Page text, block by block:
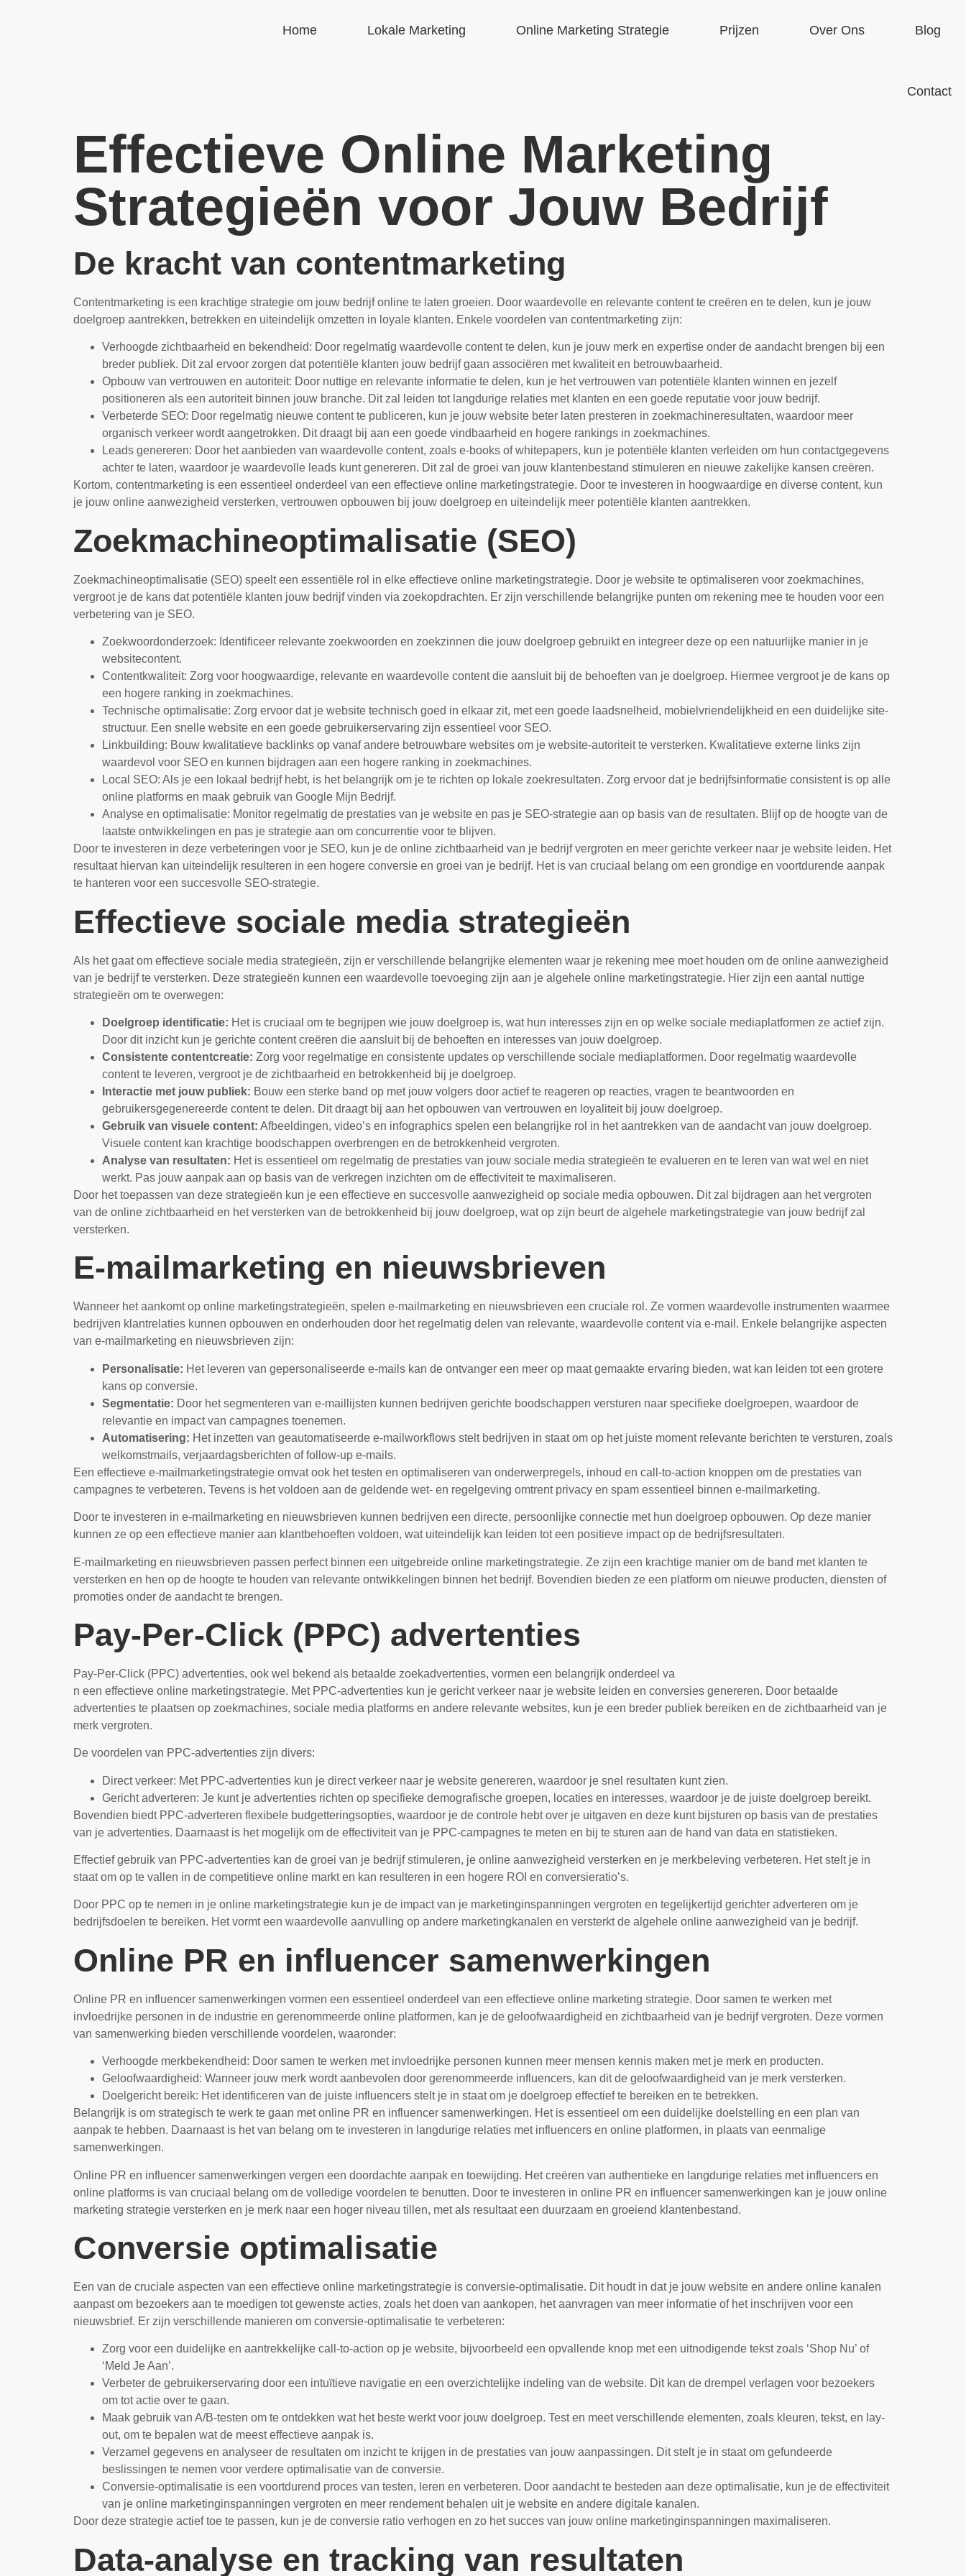
Home Lokale Marketing Online Marketing Strategie Prijzen Over Ons Blog
Contact
Effectieve Online Marketing
Strategieën voor Jouw Bedrijf
De kracht van contentmarketing
Contentmarketing is een krachtige strategie om jouw bedrijf online te laten groeien. Door waardevolle en relevante content te creëren en te delen, kun je jouw
doelgroep aantrekken, betrekken en uiteindelijk omzetten in loyale klanten. Enkele voordelen van contentmarketing zijn:
Verhoogde zichtbaarheid en bekendheid: Door regelmatig waardevolle content te delen, kun je jouw merk en expertise onder de aandacht brengen bij een
breder publiek. Dit zal ervoor zorgen dat potentiële klanten jouw bedrijf gaan associëren met kwaliteit en betrouwbaarheid.
Opbouw van vertrouwen en autoriteit: Door nuttige en relevante informatie te delen, kun je het vertrouwen van potentiële klanten winnen en jezelf
positioneren als een autoriteit binnen jouw branche. Dit zal leiden tot langdurige relaties met klanten en een goede reputatie voor jouw bedrijf.
Verbeterde SEO: Door regelmatig nieuwe content te publiceren, kun je jouw website beter laten presteren in zoekmachineresultaten, waardoor meer
organisch verkeer wordt aangetrokken. Dit draagt bij aan een goede vindbaarheid en hogere rankings in zoekmachines.
Leads genereren: Door het aanbieden van waardevolle content, zoals e-books of whitepapers, kun je potentiële klanten verleiden om hun contactgegevens
achter te laten, waardoor je waardevolle leads kunt genereren. Dit zal de groei van jouw klantenbestand stimuleren en nieuwe zakelijke kansen creëren.
Kortom, contentmarketing is een essentieel onderdeel van een effectieve online marketingstrategie. Door te investeren in hoogwaardige en diverse content, kun
je jouw online aanwezigheid versterken, vertrouwen opbouwen bij jouw doelgroep en uiteindelijk meer potentiële klanten aantrekken.
Zoekmachineoptimalisatie (SEO)
Zoekmachineoptimalisatie (SEO) speelt een essentiële rol in elke effectieve online marketingstrategie. Door je website te optimaliseren voor zoekmachines,
vergroot je de kans dat potentiële klanten jouw bedrijf vinden via zoekopdrachten. Er zijn verschillende belangrijke punten om rekening mee te houden voor een
verbetering van je SEO.
Zoekwoordonderzoek: Identificeer relevante zoekwoorden en zoekzinnen die jouw doelgroep gebruikt en integreer deze op een natuurlijke manier in je
websitecontent.
Contentkwaliteit: Zorg voor hoogwaardige, relevante en waardevolle content die aansluit bij de behoeften van je doelgroep. Hiermee vergroot je de kans op
een hogere ranking in zoekmachines.
Technische optimalisatie: Zorg ervoor dat je website technisch goed in elkaar zit, met een goede laadsnelheid, mobielvriendelijkheid en een duidelijke site-
structuur. Een snelle website en een goede gebruikerservaring zijn essentieel voor SEO.
Linkbuilding: Bouw kwalitatieve backlinks op vanaf andere betrouwbare websites om je website-autoriteit te versterken. Kwalitatieve externe links zijn
waardevol voor SEO en kunnen bijdragen aan een hogere ranking in zoekmachines.
Local SEO: Als je een lokaal bedrijf hebt, is het belangrijk om je te richten op lokale zoekresultaten. Zorg ervoor dat je bedrijfsinformatie consistent is op alle
online platforms en maak gebruik van Google Mijn Bedrijf.
Analyse en optimalisatie: Monitor regelmatig de prestaties van je website en pas je SEO-strategie aan op basis van de resultaten. Blijf op de hoogte van de
laatste ontwikkelingen en pas je strategie aan om concurrentie voor te blijven.
Door te investeren in deze verbeteringen voor je SEO, kun je de online zichtbaarheid van je bedrijf vergroten en meer gerichte verkeer naar je website leiden. Het
resultaat hiervan kan uiteindelijk resulteren in een hogere conversie en groei van je bedrijf. Het is van cruciaal belang om een grondige en voortdurende aanpak
te hanteren voor een succesvolle SEO-strategie.
Effectieve sociale media strategieën
Als het gaat om effectieve sociale media strategieën, zijn er verschillende belangrijke elementen waar je rekening mee moet houden om de online aanwezigheid
van je bedrijf te versterken. Deze strategieën kunnen een waardevolle toevoeging zijn aan je algehele online marketingstrategie. Hier zijn een aantal nuttige
strategieën om te overwegen:
Doelgroep identificatie: Het is cruciaal om te begrijpen wie jouw doelgroep is, wat hun interesses zijn en op welke sociale mediaplatformen ze actief zijn.
Door dit inzicht kun je gerichte content creëren die aansluit bij de behoeften en interesses van jouw doelgroep.
Consistente contentcreatie: Zorg voor regelmatige en consistente updates op verschillende sociale mediaplatformen. Door regelmatig waardevolle
content te leveren, vergroot je de zichtbaarheid en betrokkenheid bij je doelgroep.
Interactie met jouw publiek: Bouw een sterke band op met jouw volgers door actief te reageren op reacties, vragen te beantwoorden en
gebruikersgegenereerde content te delen. Dit draagt bij aan het opbouwen van vertrouwen en loyaliteit bij jouw doelgroep.
Gebruik van visuele content: Afbeeldingen, video’s en infographics spelen een belangrijke rol in het aantrekken van de aandacht van jouw doelgroep.
Visuele content kan krachtige boodschappen overbrengen en de betrokkenheid vergroten.
Analyse van resultaten: Het is essentieel om regelmatig de prestaties van jouw sociale media strategieën te evalueren en te leren van wat wel en niet
werkt. Pas jouw aanpak aan op basis van de verkregen inzichten om de effectiviteit te maximaliseren.
Door het toepassen van deze strategieën kun je een effectieve en succesvolle aanwezigheid op sociale media opbouwen. Dit zal bijdragen aan het vergroten
van de online zichtbaarheid en het versterken van de betrokkenheid bij jouw doelgroep, wat op zijn beurt de algehele marketingstrategie van jouw bedrijf zal
versterken.
E-mailmarketing en nieuwsbrieven
Wanneer het aankomt op online marketingstrategieën, spelen e-mailmarketing en nieuwsbrieven een cruciale rol. Ze vormen waardevolle instrumenten waarmee
bedrijven klantrelaties kunnen opbouwen en onderhouden door het regelmatig delen van relevante, waardevolle content via e-mail. Enkele belangrijke aspecten
van e-mailmarketing en nieuwsbrieven zijn:
Personalisatie: Het leveren van gepersonaliseerde e-mails kan de ontvanger een meer op maat gemaakte ervaring bieden, wat kan leiden tot een grotere
kans op conversie.
Segmentatie: Door het segmenteren van e-maillijsten kunnen bedrijven gerichte boodschappen versturen naar specifieke doelgroepen, waardoor de
relevantie en impact van campagnes toenemen.
Automatisering: Het inzetten van geautomatiseerde e-mailworkflows stelt bedrijven in staat om op het juiste moment relevante berichten te versturen, zoals
welkomstmails, verjaardagsberichten of follow-up e-mails.
Een effectieve e-mailmarketingstrategie omvat ook het testen en optimaliseren van onderwerpregels, inhoud en call-to-action knoppen om de prestaties van
campagnes te verbeteren. Tevens is het voldoen aan de geldende wet- en regelgeving omtrent privacy en spam essentieel binnen e-mailmarketing.
Door te investeren in e-mailmarketing en nieuwsbrieven kunnen bedrijven een directe, persoonlijke connectie met hun doelgroep opbouwen. Op deze manier
kunnen ze op een effectieve manier aan klantbehoeften voldoen, wat uiteindelijk kan leiden tot een positieve impact op de bedrijfsresultaten.
E-mailmarketing en nieuwsbrieven passen perfect binnen een uitgebreide online marketingstrategie. Ze zijn een krachtige manier om de band met klanten te
versterken en hen op de hoogte te houden van relevante ontwikkelingen binnen het bedrijf. Bovendien bieden ze een platform om nieuwe producten, diensten of
promoties onder de aandacht te brengen.
Pay-Per-Click (PPC) advertenties
Pay-Per-Click (PPC) advertenties, ook wel bekend als betaalde zoekadvertenties, vormen een belangrijk onderdeel va
n een effectieve online marketingstrategie. Met PPC-advertenties kun je gericht verkeer naar je website leiden en conversies genereren. Door betaalde
advertenties te plaatsen op zoekmachines, sociale media platforms en andere relevante websites, kun je een breder publiek bereiken en de zichtbaarheid van je
merk vergroten.
De voordelen van PPC-advertenties zijn divers:
Direct verkeer: Met PPC-advertenties kun je direct verkeer naar je website genereren, waardoor je snel resultaten kunt zien.
Gericht adverteren: Je kunt je advertenties richten op specifieke demografische groepen, locaties en interesses, waardoor je de juiste doelgroep bereikt.
Bovendien biedt PPC-adverteren flexibele budgetteringsopties, waardoor je de controle hebt over je uitgaven en deze kunt bijsturen op basis van de prestaties
van je advertenties. Daarnaast is het mogelijk om de effectiviteit van je PPC-campagnes te meten en bij te sturen aan de hand van data en statistieken.
Effectief gebruik van PPC-advertenties kan de groei van je bedrijf stimuleren, je online aanwezigheid versterken en je merkbeleving verbeteren. Het stelt je in
staat om op te vallen in de competitieve online markt en kan resulteren in een hogere ROI en conversieratio’s.
Door PPC op te nemen in je online marketingstrategie kun je de impact van je marketinginspanningen vergroten en tegelijkertijd gerichter adverteren om je
bedrijfsdoelen te bereiken. Het vormt een waardevolle aanvulling op andere marketingkanalen en versterkt de algehele online aanwezigheid van je bedrijf.
Online PR en influencer samenwerkingen
Online PR en influencer samenwerkingen vormen een essentieel onderdeel van een effectieve online marketing strategie. Door samen te werken met
invloedrijke personen in de industrie en gerenommeerde online platformen, kan je de geloofwaardigheid en zichtbaarheid van je bedrijf vergroten. Deze vormen
van samenwerking bieden verschillende voordelen, waaronder:
Verhoogde merkbekendheid: Door samen te werken met invloedrijke personen kunnen meer mensen kennis maken met je merk en producten.
Geloofwaardigheid: Wanneer jouw merk wordt aanbevolen door gerenommeerde influencers, kan dit de geloofwaardigheid van je merk versterken.
Doelgericht bereik: Het identificeren van de juiste influencers stelt je in staat om je doelgroep effectief te bereiken en te betrekken.
Belangrijk is om strategisch te werk te gaan met online PR en influencer samenwerkingen. Het is essentieel om een duidelijke doelstelling en een plan van
aanpak te hebben. Daarnaast is het van belang om te investeren in langdurige relaties met influencers en online platformen, in plaats van eenmalige
samenwerkingen.
Online PR en influencer samenwerkingen vergen een doordachte aanpak en toewijding. Het creëren van authentieke en langdurige relaties met influencers en
online platforms is van cruciaal belang om de volledige voordelen te benutten. Door te investeren in online PR en influencer samenwerkingen kan je jouw online
marketing strategie versterken en je merk naar een hoger niveau tillen, met als resultaat een duurzaam en groeiend klantenbestand.
Conversie optimalisatie
Een van de cruciale aspecten van een effectieve online marketingstrategie is conversie-optimalisatie. Dit houdt in dat je jouw website en andere online kanalen
aanpast om bezoekers aan te moedigen tot gewenste acties, zoals het doen van aankopen, het aanvragen van meer informatie of het inschrijven voor een
nieuwsbrief. Er zijn verschillende manieren om conversie-optimalisatie te verbeteren:
Zorg voor een duidelijke en aantrekkelijke call-to-action op je website, bijvoorbeeld een opvallende knop met een uitnodigende tekst zoals ‘Shop Nu’ of
‘Meld Je Aan’.
Verbeter de gebruikerservaring door een intuïtieve navigatie en een overzichtelijke indeling van de website. Dit kan de drempel verlagen voor bezoekers
om tot actie over te gaan.
Maak gebruik van A/B-testen om te ontdekken wat het beste werkt voor jouw doelgroep. Test en meet verschillende elementen, zoals kleuren, tekst, en lay-
out, om te bepalen wat de meest effectieve aanpak is.
Verzamel gegevens en analyseer de resultaten om inzicht te krijgen in de prestaties van jouw aanpassingen. Dit stelt je in staat om gefundeerde
beslissingen te nemen voor verdere optimalisatie van de conversie.
Conversie-optimalisatie is een voortdurend proces van testen, leren en verbeteren. Door aandacht te besteden aan deze optimalisatie, kun je de effectiviteit
van je online marketinginspanningen vergroten en meer rendement behalen uit je website en andere digitale kanalen.
Door deze strategie actief toe te passen, kun je de conversie ratio verhogen en zo het succes van jouw online marketinginspanningen maximaliseren.
Data-analyse en tracking van resultaten